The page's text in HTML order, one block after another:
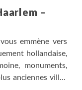
–
emmène vers
hollandaise,
monuments,
anciennes villes